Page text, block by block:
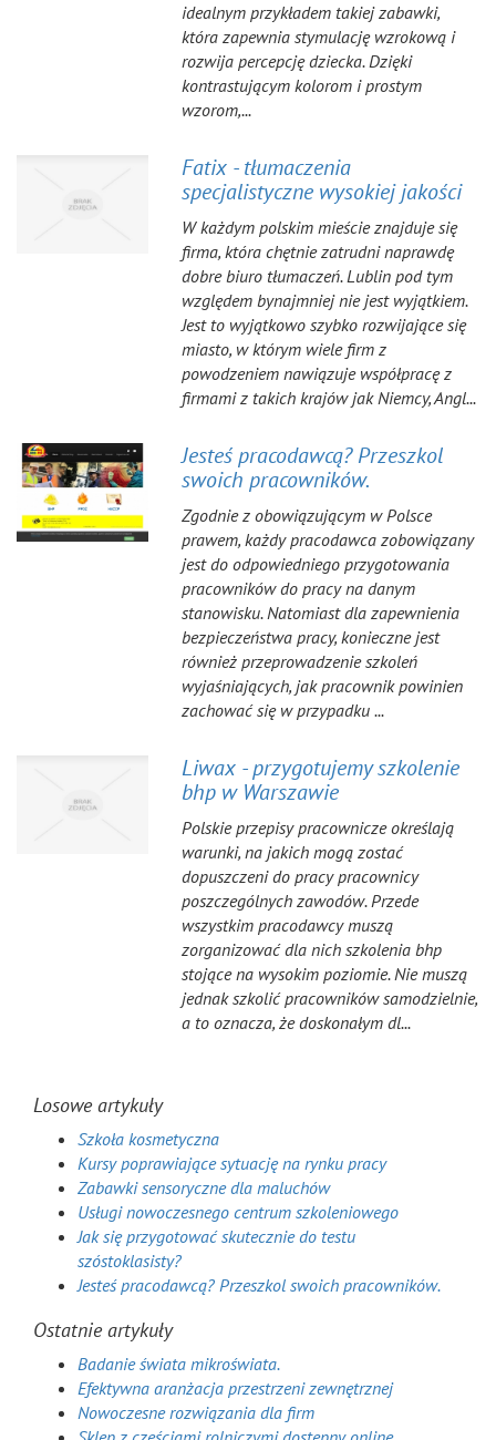
idealnym przykładem takiej zabawki,
która zapewnia stymulację wzrokową i
rozwija percepcję dziecka. Dzięki
kontrastującym kolorom i prostym
wzorom,...
Fatix - tłumaczenia
specjalistyczne wysokiej jakości
W każdym polskim mieście znajduje się
firma, która chętnie zatrudni naprawdę
dobre biuro tłumaczeń. Lublin pod tym
względem bynajmniej nie jest wyjątkiem.
Jest to wyjątkowo szybko rozwijające się
miasto, w którym wiele firm z
powodzeniem nawiązuje współpracę z
firmami z takich krajów jak Niemcy, Angl...
Jesteś pracodawcą? Przeszkol
swoich pracowników.
Zgodnie z obowiązującym w Polsce
prawem, każdy pracodawca zobowiązany
jest do odpowiedniego przygotowania
pracowników do pracy na danym
stanowisku. Natomiast dla zapewnienia
bezpieczeństwa pracy, konieczne jest
również przeprowadzenie szkoleń
wyjaśniających, jak pracownik powinien
zachować się w przypadku ...
Liwax - przygotujemy szkolenie
bhp w Warszawie
Polskie przepisy pracownicze określają
warunki, na jakich mogą zostać
dopuszczeni do pracy pracownicy
poszczególnych zawodów. Przede
wszystkim pracodawcy muszą
zorganizować dla nich szkolenia bhp
stojące na wysokim poziomie. Nie muszą
jednak szkolić pracowników samodzielnie,
a to oznacza, że doskonałym dl...
Losowe artykuły
Szkoła kosmetyczna
Kursy poprawiające sytuację na rynku pracy
Zabawki sensoryczne dla maluchów
Usługi nowoczesnego centrum szkoleniowego
Jak się przygotować skutecznie do testu
szóstoklasisty?
Jesteś pracodawcą? Przeszkol swoich pracowników.
Ostatnie artykuły
Badanie świata mikroświata.
Efektywna aranżacja przestrzeni zewnętrznej
Nowoczesne rozwiązania dla firm